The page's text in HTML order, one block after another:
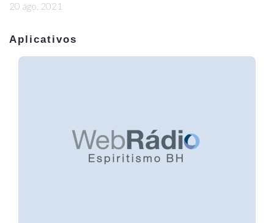
20 ago, 2021
Aplicativos